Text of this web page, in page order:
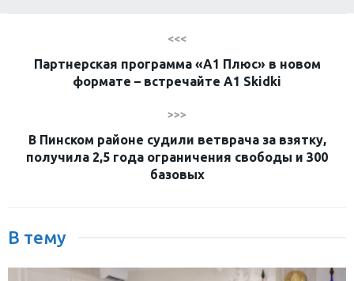
<<<
Партнерская программа «А1 Плюс» в новом
формате – встречайте A1 Skidki
>>>
В Пинском районе судили ветврача за взятку,
получила 2,5 года ограничения свободы и 300
базовых
В тему